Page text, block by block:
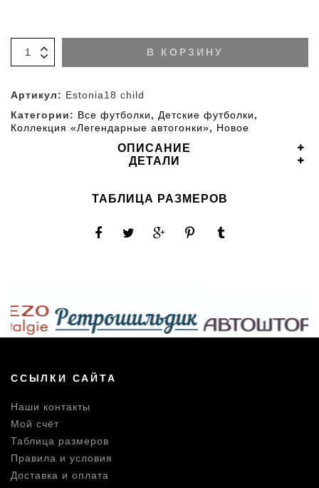
В КОРЗИНУ
Артикул: Estonia18 child
Категории: Все футболки, Детские футболки,
Коллекция «Легендарные автогонки», Новое
ОПИСАНИЕ
ДЕТАЛИ
ТАБЛИЦА РАЗМЕРОВ
ССЫЛКИ САЙТА
Наши контакты
Мой счёт
Таблица размеров
Правила и условия
Доставка и оплата